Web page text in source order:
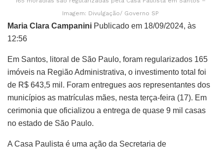
Imagem: Divulgação/ Governo SP
Maria Clara Campanini Publicado em 18/09/2024, às
12:56
Em Santos, litoral de São Paulo, foram regularizados 165
imóveis na Região Administrativa, o investimento total foi
de R$ 643,5 mil. Foram entregues aos representantes dos
municípios as matrículas mães, nesta terça-feira (17). Em
cerimonia que oficializou a entrega de quase 9 mil casas
no estado de São Paulo.
A Casa Paulista é uma ação da Secretaria de